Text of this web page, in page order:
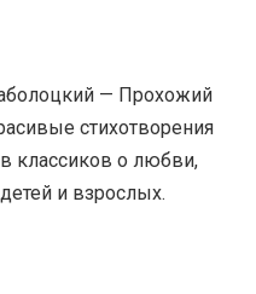
— Прохожий
стихотворения
классиков о любви,
и взрослых.